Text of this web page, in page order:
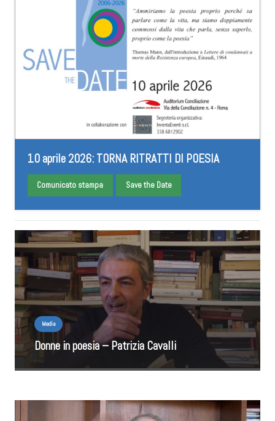
10 aprile 2026: TORNA RITRATTI DI POESIA
Comunicato stampa Save the Date
Media
Donne in poesia – Patrizia Cavalli